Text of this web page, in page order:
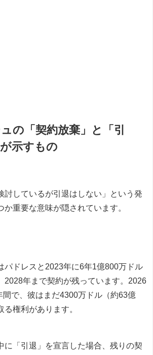
の「契約放棄」と「引
示すもの
討しているが引退はしない」という発
か重要な意味が隠されています。
パドレスと2023年に6年1億800万ドル
2028年まで契約が残っています。2026
間で、彼はまだ4300万ドル（約63億
る権利があります。
に「引退」を宣言した場合、残りの契